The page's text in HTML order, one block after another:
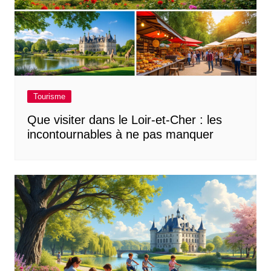
Tourisme
Que visiter dans le Loir-et-Cher : les
incontournables à ne pas manquer